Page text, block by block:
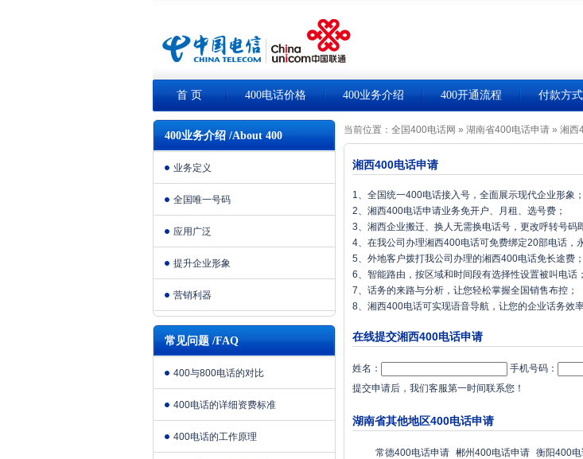
首 页 400电话价格 400业务介绍 400开通流程 付款方式
400业务介绍 /About 400
业务定义
全国唯一号码
应用广泛
提升企业形象
营销利器
常见问题 /FAQ
400与800电话的对比
400电话的详细资费标准
400电话的工作原理
当前位置： 全国400电话网 » 湖南省400电话申请 » 湘西
湘西400电话申请
1、全国统一400电话接入号，全面展示现代企业形象；
2、湘西400电话申请业务免开户、月租、选号费；
3、湘西企业搬迁、换人无需换电话号，更改呼转号码
4、在我公司办理湘西400电话可免费绑定20部电话，
5、外地客户拨打我公司办理的湘西400电话免长途费；
6、智能路由，按区域和时间段有选择性设置被叫电话；
7、话务的来路与分析，让您轻松掌握全国销售布控；
8、湘西400电话可实现语音导航，让您的企业话务效率
在线提交湘西400电话申请
姓名：
手机号码：
提交申请后，我们客服第一时间联系您！
湖南省其他地区400电话申请
常德400电话申请 郴州400电话申请 衡阳400